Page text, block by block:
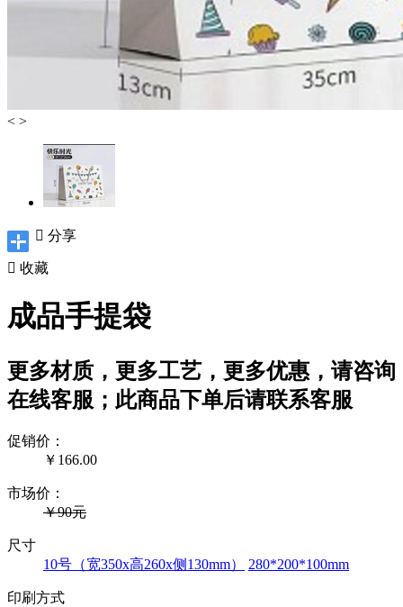
< >
 分享
 收藏
成品手提袋
更多材质，更多工艺，更多优惠，请咨询
在线客服；此商品下单后请联系客服
促销价：
￥ 166.00
市场价：
￥90元
尺寸
10号（宽350x高260x侧130mm）
280*200*100mm
印刷方式